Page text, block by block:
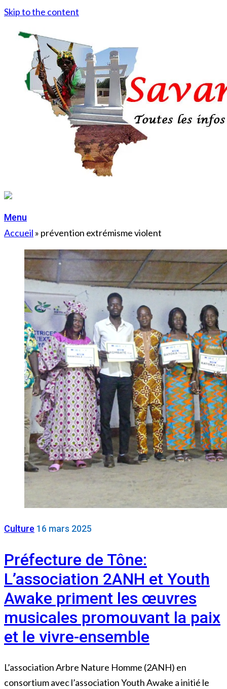
Skip to the content
Menu
Accueil » prévention extrémisme violent
Culture 16 mars 2025
Préfecture de Tône:
L’association 2ANH et Youth
Awake priment les œuvres
musicales promouvant la paix
et le vivre-ensemble
L’association Arbre Nature Homme (2ANH) en
consortium avec l’association Youth Awake a initié le